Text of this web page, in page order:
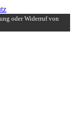
oder Widerruf von